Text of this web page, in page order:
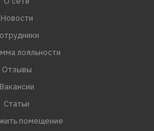
Новости
лояльности
Отзывы
Вакансии
Статьи
помещение